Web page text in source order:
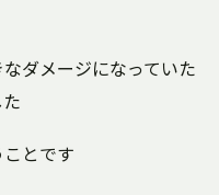
ダメージになっていた
ことです